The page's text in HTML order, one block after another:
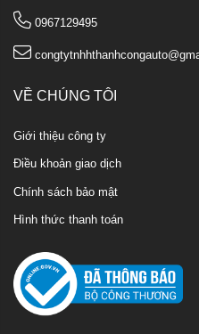
0967129495
VỀ CHÚNG TÔI
Giới thiệu công ty
Điều khoản giao dịch
Chính sách bảo mật
Hình thức thanh toán